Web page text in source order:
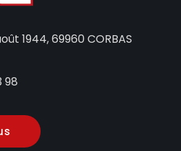
1944, 69960 CORBAS
98